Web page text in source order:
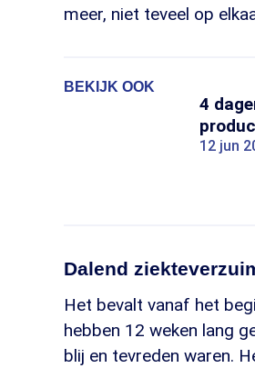
meer, niet teveel op
BEKIJK OOK
4
12 jun
Dalend
Het bevalt vanaf het
hebben 12 weken lang
blij en tevreden waren.